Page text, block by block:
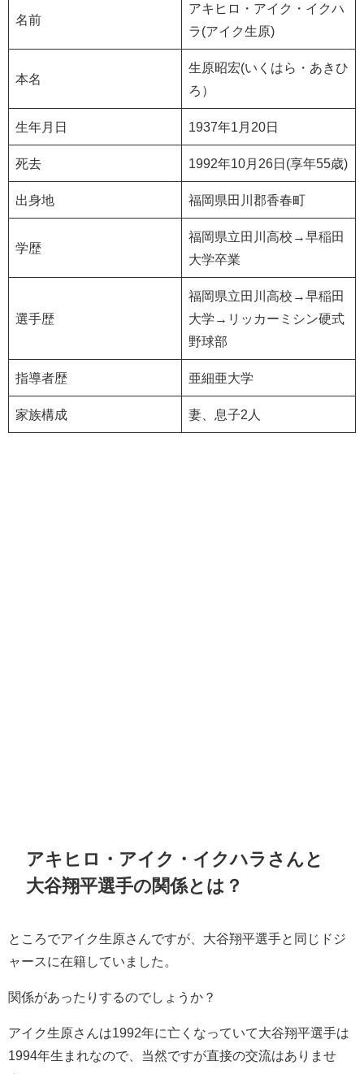
名前
アキヒロ・アイク・イクハ
ラ(アイク生原)
本名
生原昭宏(いくはら・あきひ
ろ）
生年月日 1937年1月20日
死去 1992年10月26日(享年55歳)
出身地 福岡県田川郡香春町
学歴
福岡県立田川高校→早稲田
大学卒業
選手歴
福岡県立田川高校→早稲田
大学→リッカーミシン硬式
野球部
指導者歴 亜細亜大学
家族構成 妻、息子2人
アキヒロ・アイク・イクハラさんと
大谷翔平選手の関係とは？
ところでアイク生原さんですが、大谷翔平選手と同じドジ
ャースに在籍していました。
関係があったりするのでしょうか？
アイク生原さんは1992年に亡くなっていて大谷翔平選手は
1994年生まれなので、当然ですが直接の交流はありませ